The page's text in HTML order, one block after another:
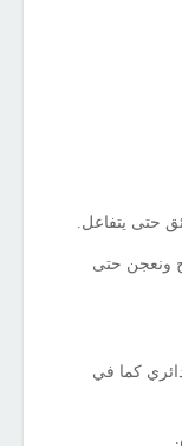
حتى يتفاعل.
ونعجن حتى
كما في